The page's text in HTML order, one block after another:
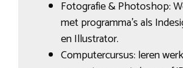
Fotografie & Photoshop:
met programma’s als
en Illustrator.
Computercursus: leren